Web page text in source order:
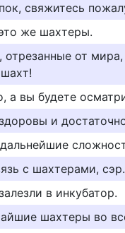
свяжитесь
же шахтеры.
отрезанные от
а вы будете
и
с шахтерами, сэр.
в инкубатор.
шахтеры во